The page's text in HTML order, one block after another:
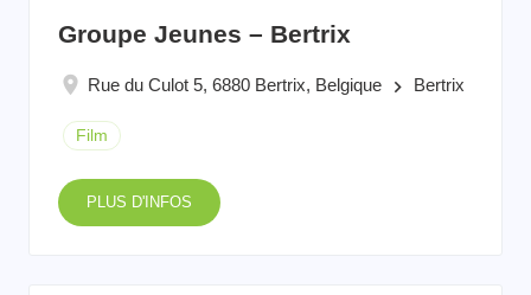
Groupe Jeunes – Bertrix
Rue du Culot 5, 6880 Bertrix, Belgique keyboard_arrow_right Bertrix
Film
PLUS D'INFOS